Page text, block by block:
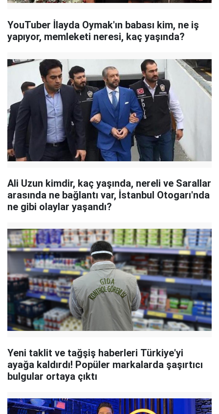
YouTuber İlayda Oymak'ın babası kim, ne iş
yapıyor, memleketi neresi, kaç yaşında?
Ali Uzun kimdir, kaç yaşında, nereli ve Sarallar
arasında ne bağlantı var, İstanbul Otogarı'nda
ne gibi olaylar yaşandı?
Yeni taklit ve tağşiş haberleri Türkiye'yi
ayağa kaldırdı! Popüler markalarda şaşırtıcı
bulgular ortaya çıktı